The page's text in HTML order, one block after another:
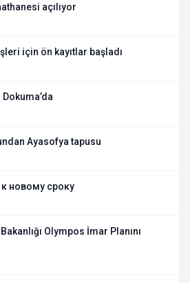
açılıyor
için ön kayıtlar başladı
Dokuma’da
Ayasofya tapusu
новому сроку
Olympos İmar Planını